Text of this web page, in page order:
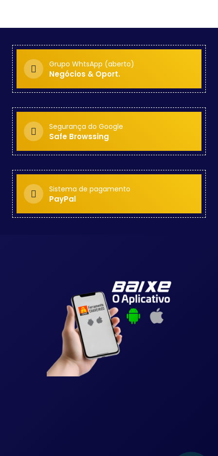
Grupo WhtsApp (aberto)
Negócios & Oport.
Segurança do Google
Safe Browssing
Sistema de pagamento
PayPal